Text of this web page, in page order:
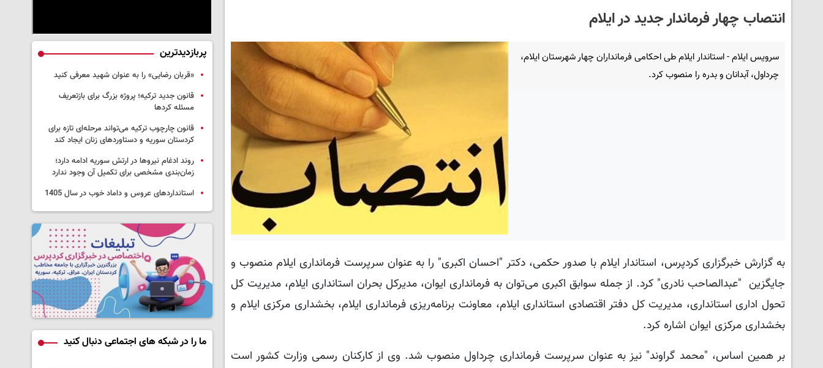
انتصاب چهار فرماندار جدید در ایلام
سرویس ایلام - استاندار ایلام طی احکامی فرمانداران چهار شهرستان ایلام،
چرداول، آبدانان و بدره را منصوب کرد.
به گزارش خبرگزاری کردپرس، استاندار ایلام با صدور حکمی، دکتر "احسان اکبری" را به عنوان سرپرست فرمانداری ایلام منصوب و
جایگزین "عبدالصاحب نادری" کرد. از جمله سوابق اکبری می‌توان به فرمانداری ایوان، مدیرکل بحران استانداری ایلام، مدیریت کل
تحول اداری استانداری، مدیریت کل دفتر اقتصادی استانداری ایلام، معاونت برنامه‌ریزی فرمانداری ایلام، بخشداری مرکزی ایلام و
بخشداری مرکزی ایوان اشاره کرد.
بر همین اساس، "محمد گراوند" نیز به عنوان سرپرست فرمانداری چرداول منصوب شد. وی از کارکنان رسمی وزارت کشور است
پربازدیدترین
«قربان رضایی» را به عنوان شهید معرفی کنید
قانون جدید ترکیه؛ پروژه بزرگ‌ برای بازتعریف
مسئله کردها
قانون چارچوب ترکیه می‌تواند مرحله‌ای تازه برای
کردستان سوریه و دستاوردهای زنان ایجاد کند
روند ادغام نیروها در ارتش سوریه ادامه دارد؛
زمان‌بندی مشخصی برای تکمیل آن وجود ندارد
استانداردهای عروس و داماد خوب در سال 1405
ما را در شبکه های اجتماعی دنبال کنید